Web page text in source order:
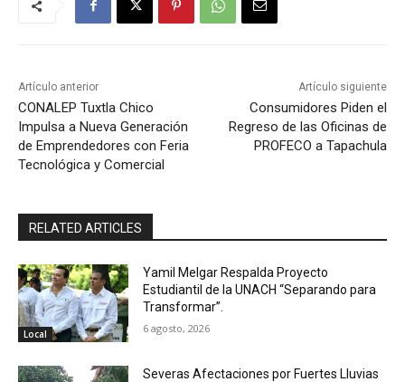
Artículo anterior
CONALEP Tuxtla Chico
Impulsa a Nueva Generación
de Emprendedores con Feria
Tecnológica y Comercial
Artículo siguiente
Consumidores Piden el
Regreso de las Oficinas de
PROFECO a Tapachula
RELATED ARTICLES
Local
Yamil Melgar Respalda Proyecto
Estudiantil de la UNACH “Separando para
Transformar”.
6 agosto, 2026
Severas Afectaciones por Fuertes Lluvias